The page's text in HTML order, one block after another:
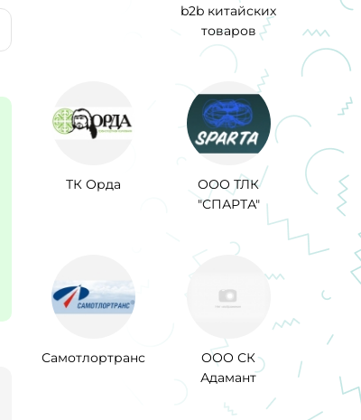
b2b китайских
товаров
ТК Орда
ООО ТЛК
"СПАРТА"
Самотлортранс
ООО СК
Адамант